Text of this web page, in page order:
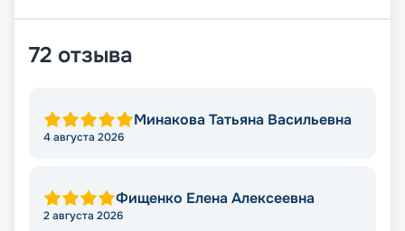
72 отзыва
Минакова Татьяна Васильевна
4 августа 2026
Фищенко Елена Алексеевна
2 августа 2026